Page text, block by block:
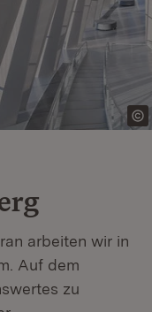
arbeiten wir in
Auf dem
zu